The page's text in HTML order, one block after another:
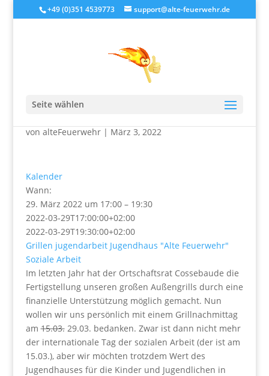
+49 (0)351 4539773 support@alte-feuerwehr.de
Seite wählen
der Sozialen Arbeit
von alteFeuerwehr| März 3, 2022
Kalender
Wann:
29. März 2022 um 17:00 – 19:30
2022-03-29T17:00:00+02:00
2022-03-29T19:30:00+02:00
Grillen jugendarbeit Jugendhaus "Alte Feuerwehr"
Soziale Arbeit
Im letzten Jahr hat der Ortschaftsrat Cossebaude die
Fertigstellung unseren großen Außengrills durch eine
finanzielle Unterstützung möglich gemacht. Nun
wollen wir uns persönlich mit einem Grillnachmittag
am15.03.29.03. bedanken. Zwar ist dann nicht mehr
der internationale Tag der sozialen Arbeit (der ist am
15.03.), aber wir möchten trotzdem Wert des
Jugendhauses für die Kinder und Jugendlichen in